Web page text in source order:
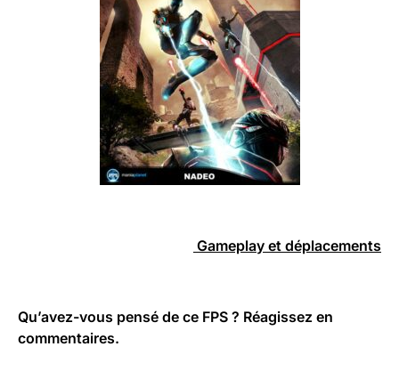
Gameplay et déplacements
Qu’avez-vous pensé de ce FPS ? Réagissez en
commentaires.